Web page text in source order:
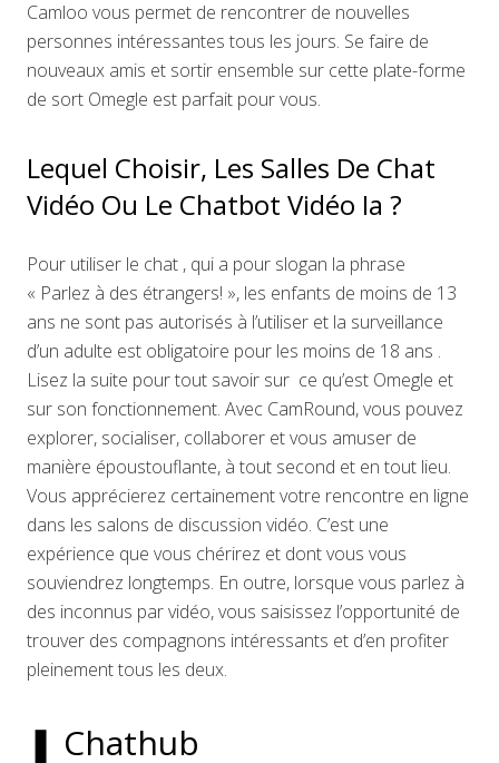
Camloo vous permet de rencontrer de nouvelles
personnes intéressantes tous les jours. Se faire de
nouveaux amis et sortir ensemble sur cette plate-forme
de sort Omegle est parfait pour vous.
Lequel Choisir, Les Salles De Chat
Vidéo Ou Le Chatbot Vidéo Ia ?
Pour utiliser le chat , qui a pour slogan la phrase
« Parlez à des étrangers! », les enfants de moins de 13
ans ne sont pas autorisés à l’utiliser et la surveillance
d’un adulte est obligatoire pour les moins de 18 ans .
Lisez la suite pour tout savoir sur ce qu’est Omegle et
sur son fonctionnement. Avec CamRound, vous pouvez
explorer, socialiser, collaborer et vous amuser de
manière époustouflante, à tout second et en tout lieu.
Vous apprécierez certainement votre rencontre en ligne
dans les salons de discussion vidéo. C’est une
expérience que vous chérirez et dont vous vous
souviendrez longtemps. En outre, lorsque vous parlez à
des inconnus par vidéo, vous saisissez l’opportunité de
trouver des compagnons intéressants et d’en profiter
pleinement tous les deux.
❚ Chathub